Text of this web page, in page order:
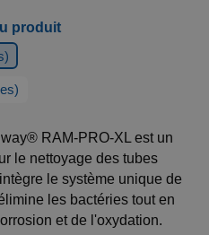
produit
RAM-PRO-XL est un
le nettoyage des tubes
le système unique de
les bactéries tout en
et de l'oxydation.